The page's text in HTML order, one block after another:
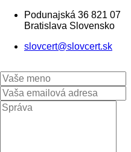
Podunajská 36 821 07
Bratislava Slovensko
slovcert@slovcert.sk